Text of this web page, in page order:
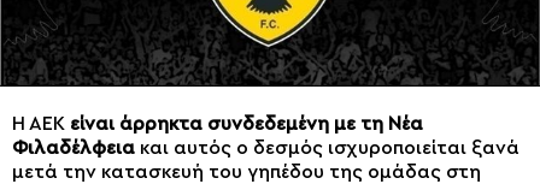
Η ΑΕΚ είναι άρρηκτα συνδεδεμένη με τη Νέα
Φιλαδέλφεια και αυτός ο δεσμός ισχυροποιείται ξανά
μετά την κατασκευή του γηπέδου της ομάδας στη